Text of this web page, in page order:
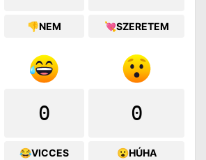
👎NEM 💘SZERETEM
0
😂VICCES
0
😮HÚHA